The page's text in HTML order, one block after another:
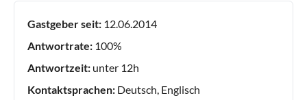
Gastgeber seit: 12.06.2014
Antwortrate: 100%
Antwortzeit: unter 12h
Kontaktsprachen: Deutsch, Englisch